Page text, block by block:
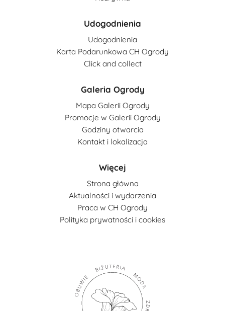
Udogodnienia
Udogodnienia
Karta Podarunkowa CH Ogrody
Click and collect
Galeria Ogrody
Mapa Galerii Ogrody
Promocje w Galerii Ogrody
Godziny otwarcia
Kontakt i lokalizacja
Więcej
Strona główna
Aktualności i wydarzenia
Praca w CH Ogrody
Polityka prywatności i cookies